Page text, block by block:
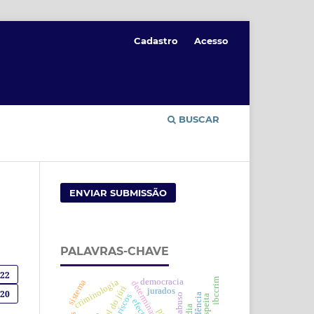
BUSCAR
Cadastro Acesso
ENVIAR SUBMISSÃO
PALAVRAS-CHAVE
abuso
jurados
democracia
criminologia
sistema ibccrim